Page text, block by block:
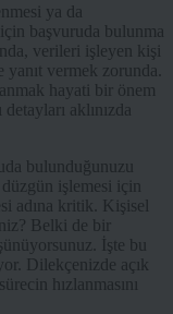
ya da
başvuruda bulunma
verileri işleyen kişi
vermek zorunda.
hayati bir önem
aklınızda
bulunduğunuzu
işlemesi için
adına kritik. Kişisel
Belki de bir
İşte bu
Dilekçenizde açık
hızlanmasını